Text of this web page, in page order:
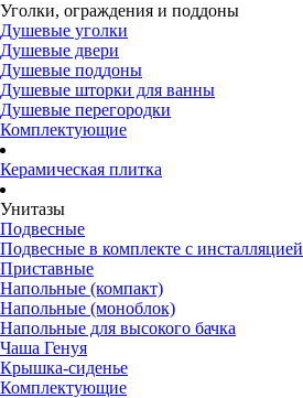
Уголки, ограждения и поддоны
Душевые уголки
Душевые двери
Душевые поддоны
Душевые шторки для ванны
Душевые перегородки
Комплектующие
Керамическая плитка
Унитазы
Подвесные
Подвесные в комплекте с инсталляцией
Приставные
Напольные (компакт)
Напольные (моноблок)
Напольные для высокого бачка
Чаша Генуя
Крышка-сиденье
Комплектующие